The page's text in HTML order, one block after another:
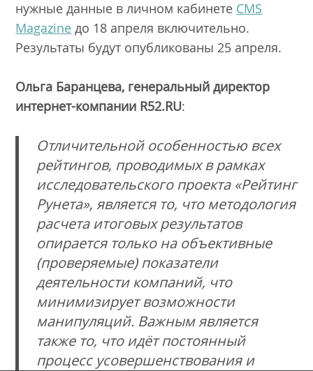
нужные данные в личном кабинете CMS
Magazine до 18 апреля включительно.
Результаты будут опубликованы 25 апреля.
Ольга Баранцева, генеральный директор
интернет-компании R52.RU:
Отличительной особенностью всех
рейтингов, проводимых в рамках
исследовательского проекта «Рейтинг
Рунета», является то, что методология
расчета итоговых результатов
опирается только на объективные
(проверяемые) показатели
деятельности компаний, что
минимизирует возможности
манипуляций. Важным является
также то, что идёт постоянный
процесс усовершенствования и